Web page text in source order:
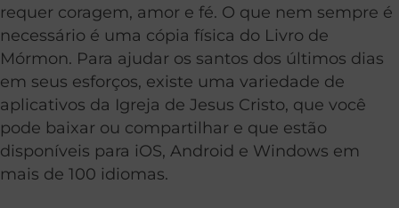
requer coragem, amor e fé. O que nem sempre é
necessário é uma cópia física do Livro de
Mórmon. Para ajudar os santos dos últimos dias
em seus esforços, existe uma variedade de
aplicativos da Igreja de Jesus Cristo, que você
pode baixar ou compartilhar e que estão
disponíveis para iOS, Android e Windows em
mais de 100 idiomas.